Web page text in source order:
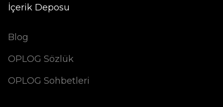
İçerik Deposu
Blog
OPLOG Sözlük
OPLOG Sohbetleri